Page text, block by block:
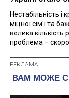
Нестабільність
міцної сім'ї та
велика
проблема –